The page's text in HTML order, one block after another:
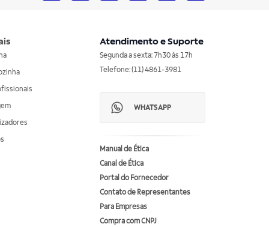
Atendimento e Suporte
Segunda a sexta: 7h30 às 17h
Telefone: (11) 4861-3981
WHATSAPP
Manual de Ética
Canal de Ética
Portal do Fornecedor
Contato de Representantes
Para Empresas
Compra com CNPJ